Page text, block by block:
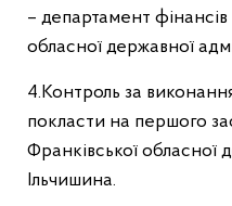
– департамент фінансів
обласної державної
4.Контроль за
покласти на першого
Франківської обласної
Ільчишина.